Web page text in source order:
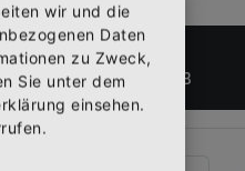
IN DEN
WARENKORB
Produkte und
wir und die
Daten
zu Zweck,
Sie unter dem
einsehen.